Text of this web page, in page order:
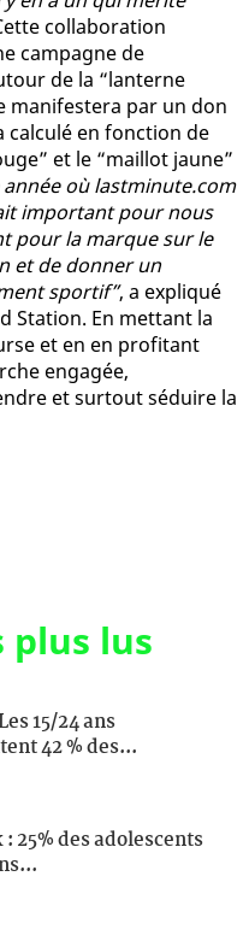
collaboration
campagne de
de la “lanterne
manifestera par un don
calculé en fonction de
et le “maillot jaune”
année où lastminute.com
important pour nous
pour la marque sur le
et de donner un
sportif”, a expliqué
Station. En mettant la
et en en profitant
engagée,
et surtout séduire la
plus lus
15/24 ans
42 % des...
: 25% des adolescents